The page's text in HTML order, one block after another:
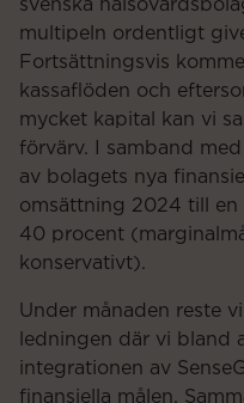
svenska
multipeln ordentligt
Fortsättningsvis
kassaflöden och
mycket kapital kan vi
förvärv. I samband
av bolagets nya
omsättning 2024 till en
40 procent
konservativt).
Under månaden reste
ledningen där vi bland
integrationen av
finansiella målen.